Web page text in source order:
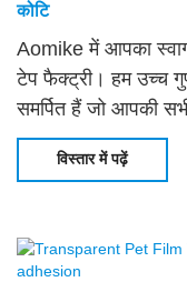
कोटि
Aomike में आपका
टेप फैक्ट्री। हम उच्च
समर्पित हैं जो आपकी
हमारी अत्याधुनिक
साथ, हमारे पास एस है
विस्तार में पढ़ें